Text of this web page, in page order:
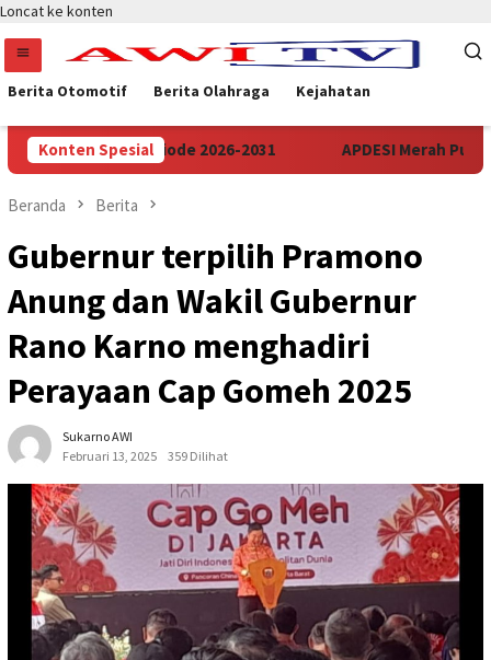
Loncat ke konten
Berita Otomotif Berita Olahraga Kejahatan
Konten Spesial
Banten Periode 2026-2031 APDESI Merah Putih
Beranda Berita
Gubernur terpilih Pramono
Anung dan Wakil Gubernur
Rano Karno menghadiri
Perayaan Cap Gomeh 2025
Sukarno AWI
Februari 13, 2025
359 Dilihat